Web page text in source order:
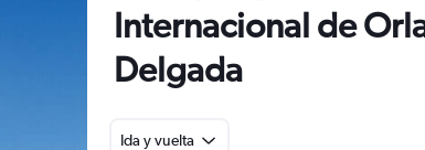
Internacional de
Delgada
Ida y vuelta